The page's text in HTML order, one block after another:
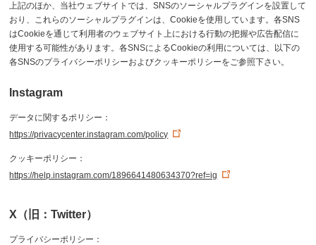
上記のほか、当社ウェブサイトでは、SNSのソーシャルプラグインを設置して
おり、これらのソーシャルプラグインは、Cookieを使用しています。各SNS
はCookieを通じて利用者のウェブサイト上における行動の把握や広告配信に
使用する可能性があります。各SNSによるCookieの利用については、以下の
各SNSのプライバシーポリシーおよびクッキーポリシーをご参照下さい。
Instagram
データに関するポリシー：
https://privacycenter.instagram.com/policy
クッキーポリシー：
https://help.instagram.com/1896641480634370?ref=ig
X（旧：Twitter）
プライバシーポリシー：